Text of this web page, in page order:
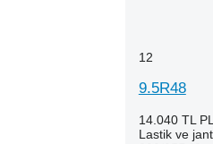
12
9.5R48
14.040 TL
Lastik ve